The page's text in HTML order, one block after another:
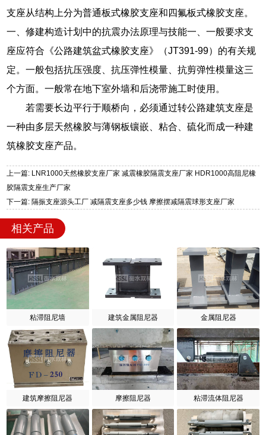
支座从结构上分为普通板式橡胶支座和四氟板式橡胶支座。
一、修建构造计划中的抗震办法原理与技能一、一般要求支
座应符合《公路建筑盆式橡胶支座》（JT391-99）的有关规
定。一般包括抗压强度、抗压弹性模量、抗剪弹性模量这三
个方面。一般常在地下室外墙和后浇带施工时使用。
若需要长边平行于顺桥向，必须通过转公路建筑支座是
一种由多层天然橡胶与薄钢板镶嵌、粘合、硫化而成一种建
筑橡胶支座产品。
上一篇: LNR1000天然橡胶支座厂家 减震橡胶隔震支座厂家 HDR1000高阻尼橡
胶隔震支座生产厂家
下一篇: 隔振支座源头工厂 减隔震支座多少钱 摩擦摆减隔震球形支座厂家
相关产品
粘滞阻尼墙 建筑金属阻尼器 金属阻尼器
建筑摩擦阻尼器 摩擦阻尼器 粘滞流体阻尼器